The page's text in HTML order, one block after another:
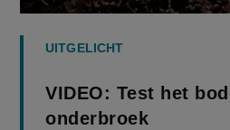
UITGELICHT
VIDEO: Test het
onderbroek